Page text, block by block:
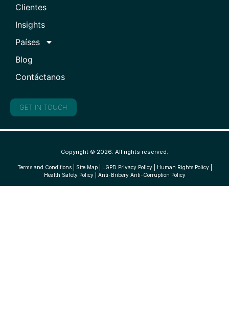
Clientes
Insights
Países
Blog
Contáctanos
GET IN TOUCH
Copyright © 2026. All rights reserved.
Terms and Conditions| Site Map| LGPD Privacy Policy| Human Rights Policy|
Health Safety Policy| Anti-Bribery Anti-Corruption Policy